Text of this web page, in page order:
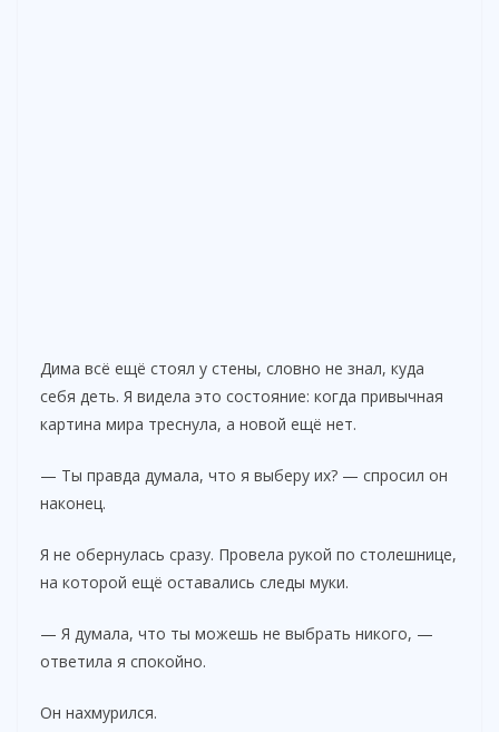
Дима всё ещё стоял у стены, словно не знал, куда
себя деть. Я видела это состояние: когда привычная
картина мира треснула, а новой ещё нет.
— Ты правда думала, что я выберу их? — спросил он
наконец.
Я не обернулась сразу. Провела рукой по столешнице,
на которой ещё оставались следы муки.
— Я думала, что ты можешь не выбрать никого, —
ответила я спокойно.
Он нахмурился.